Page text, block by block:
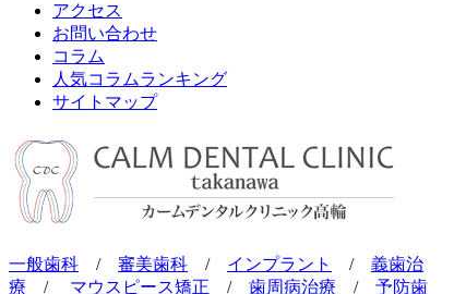
アクセス
お問い合わせ
コラム
人気コラムランキング
サイトマップ
一般歯科 / 審美歯科 / インプラント / 義歯治
療 / マウスピース矯正 / 歯周病治療 / 予防歯